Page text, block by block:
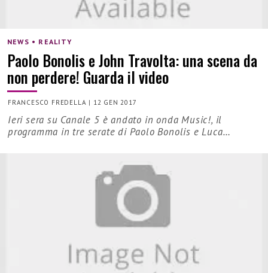
NEWS • REALITY
Paolo Bonolis e John Travolta: una scena da
non perdere! Guarda il video
FRANCESCO FREDELLA | 12 GEN 2017
Ieri sera su Canale 5 è andato in onda Music!, il
programma in tre serate di Paolo Bonolis e Luca…